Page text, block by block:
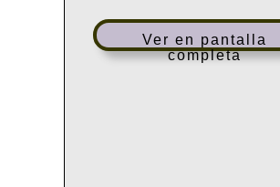
Ver en pantalla
completa